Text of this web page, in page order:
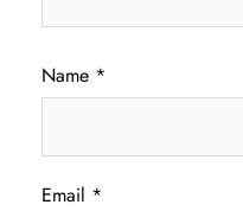
Name *
Email *